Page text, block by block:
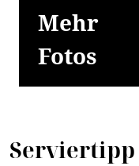
Mehr
Fotos
Serviertipp